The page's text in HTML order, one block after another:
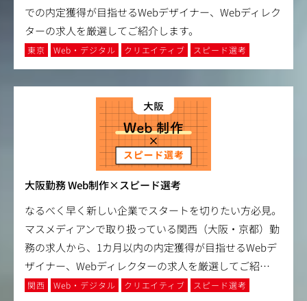
での内定獲得が目指せるWebデザイナー、Webディレク
ターの求人を厳選してご紹介します。
東京 Web・デジタル クリエイティブ スピード選考
大阪勤務 Web制作×スピード選考
なるべく早く新しい企業でスタートを切りたい方必見。
マスメディアンで取り扱っている関西（大阪・京都）勤
務の求人から、1カ月以内の内定獲得が目指せるWebデ
ザイナー、Webディレクターの求人を厳選してご紹…
関西 Web・デジタル クリエイティブ スピード選考